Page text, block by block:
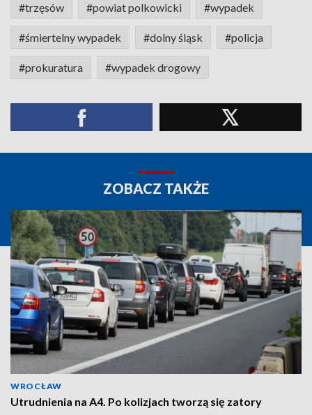
#trzęsów #powiat polkowicki #wypadek
#śmiertelny wypadek #dolny śląsk #policja
#prokuratura #wypadek drogowy
ZOBACZ TAKŻE
WROCŁAW
Utrudnienia na A4. Po kolizjach tworzą się zatory